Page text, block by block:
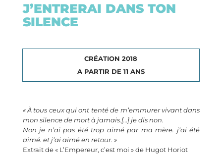
J’ENTRERAI DANS TON
SILENCE
CRÉATION 2018
A PARTIR DE 11 ANS
« À tous ceux qui ont tenté de m’emmurer vivant dans
mon silence de mort à jamais.[…] je dis non.
Non je n’ai pas été trop aimé par ma mère. j’ai été
aimé. et j’ai aimé en retour. »
Extrait de « L’Empereur, c’est moi » de Hugot Horiot